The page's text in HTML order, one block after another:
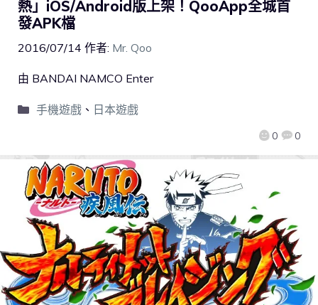
熱」iOS/Android版上架！QooApp全城首
發APK檔
2016/07/14 作者: Mr. Qoo
0 0
由 BANDAI NAMCO Enter
手機遊戲、 日本遊戲